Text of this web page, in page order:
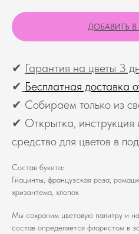
ДОБАВИТЬ
✔ Гарантия на цветы 3
✔ Бесплатная доставка
✔ Собираем только из
✔ Открытка, инструкция
средство для цветов в
Состав букета:
Гиацинты, французская роза,
хризантема, хлопок
Мы сохраним цветовую палитру и
состав определяется флористом в